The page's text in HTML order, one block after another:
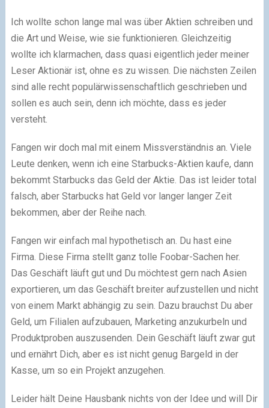
Ich wollte schon lange mal was über Aktien schreiben und
die Art und Weise, wie sie funktionieren. Gleichzeitig
wollte ich klarmachen, dass quasi eigentlich jeder meiner
Leser Aktionär ist, ohne es zu wissen. Die nächsten Zeilen
sind alle recht populärwissenschaftlich geschrieben und
sollen es auch sein, denn ich möchte, dass es jeder
versteht.
Fangen wir doch mal mit einem Missverständnis an. Viele
Leute denken, wenn ich eine Starbucks-Aktien kaufe, dann
bekommt Starbucks das Geld der Aktie. Das ist leider total
falsch, aber Starbucks hat Geld vor langer langer Zeit
bekommen, aber der Reihe nach.
Fangen wir einfach mal hypothetisch an. Du hast eine
Firma. Diese Firma stellt ganz tolle Foobar-Sachen her.
Das Geschäft läuft gut und Du möchtest gern nach Asien
exportieren, um das Geschäft breiter aufzustellen und nicht
von einem Markt abhängig zu sein. Dazu brauchst Du aber
Geld, um Filialen aufzubauen, Marketing anzukurbeln und
Produktproben auszusenden. Dein Geschäft läuft zwar gut
und ernährt Dich, aber es ist nicht genug Bargeld in der
Kasse, um so ein Projekt anzugehen.
Leider hält Deine Hausbank nichts von der Idee und will Dir